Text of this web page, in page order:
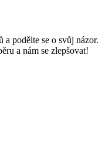
a podělte se o svůj názor.
a nám se zlepšovat!